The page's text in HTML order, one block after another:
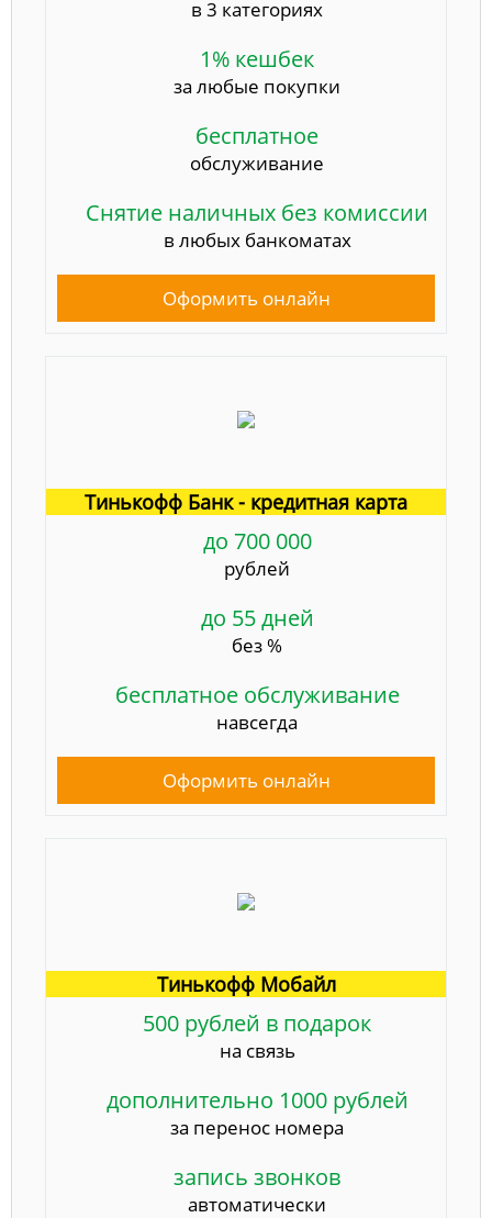
в 3 категориях
1% кешбек
за любые покупки
бесплатное
обслуживание
Снятие наличных без комиссии
в любых банкоматах
Оформить онлайн
Тинькофф Банк - кредитная карта
до 700 000
рублей
до 55 дней
без %
бесплатное обслуживание
навсегда
Оформить онлайн
Тинькофф Мобайл
500 рублей в подарок
на связь
дополнительно 1000 рублей
за перенос номера
запись звонков
автоматически